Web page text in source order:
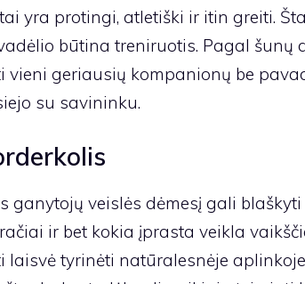
yra protingi, atletiški ir itin greiti.
būtina treniruotis. Pagal šunų
vieni geriausių kompanionų be
su savininku.
ganytojų veislės dėmesį gali
ir bet kokia įprasta veikla
laisvė tyrinėti natūralesnėje